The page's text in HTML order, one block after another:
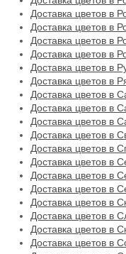
Доставка цветов в
Доставка цветов в
Доставка цветов в
Доставка цветов в
Доставка цветов в
Доставка цветов в
Доставка цветов в
Доставка цветов в
Доставка цветов в
Доставка цветов в
Доставка цветов в
Доставка цветов в
Доставка цветов в
Доставка цветов в
Доставка цветов в
Доставка цветов в
Доставка цветов в
Доставка цветов в